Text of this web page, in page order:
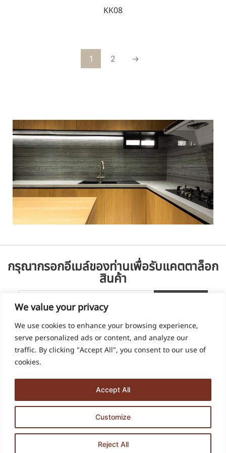
We value your privacy
We use cookies to enhance your browsing experience,
serve personalized ads or content, and analyze our
traffic. By clicking "Accept All", you consent to our use of
cookies.
Customize
Reject All
Accept All
KK08
1 2 →
กรุณากรอกอีเมล์ของท่านเพื่อรับแคตตาล็อก
สินค้า
936, 938 ซอย ด่านสำโรง 60 ตำบล สำโรงเหนือ อำเภอเมืองสมุทรปราการ
บริษัท ฮุลต้า ดีไซน์ จำกัด
COPYRIGHT 2024 © Hulta Design. ALL RIGHTS RESERVED.
Contact us